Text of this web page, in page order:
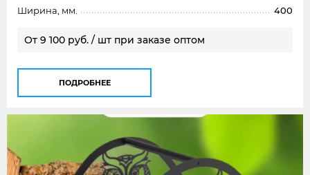
Ширина, мм.
400
От 9 100 руб. / шт при заказе оптом
ПОДРОБНЕЕ